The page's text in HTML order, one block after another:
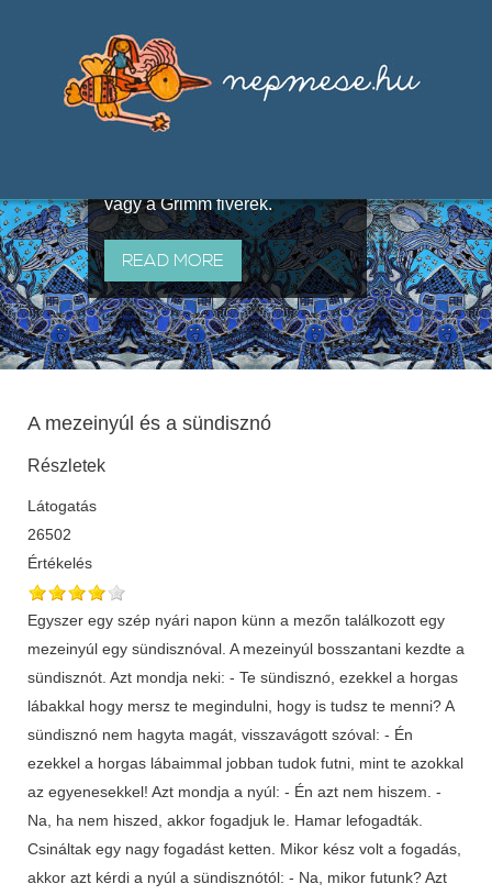
útján terjedő elbeszélésekből,
melyeket olyan ismert gyűjtők
állítottak össze, mint Benedek
vagy a Grimm fivérek.
READ MORE
A mezeinyúl és a sündisznó
Részletek
Látogatás
26502
Értékelés
Egyszer egy szép nyári napon künn a mezőn találkozott egy
mezeinyúl egy sündisznóval. A mezeinyúl bosszantani kezdte a
sündisznót. Azt mondja neki: - Te sündisznó, ezekkel a horgas
lábakkal hogy mersz te megindulni, hogy is tudsz te menni? A
sündisznó nem hagyta magát, visszavágott szóval: - Én
ezekkel a horgas lábaimmal jobban tudok futni, mint te azokkal
az egyenesekkel! Azt mondja a nyúl: - Én azt nem hiszem. -
Na, ha nem hiszed, akkor fogadjuk le. Hamar lefogadták.
Csináltak egy nagy fogadást ketten. Mikor kész volt a fogadás,
akkor azt kérdi a nyúl a sündisznótól: - Na, mikor futunk? Azt